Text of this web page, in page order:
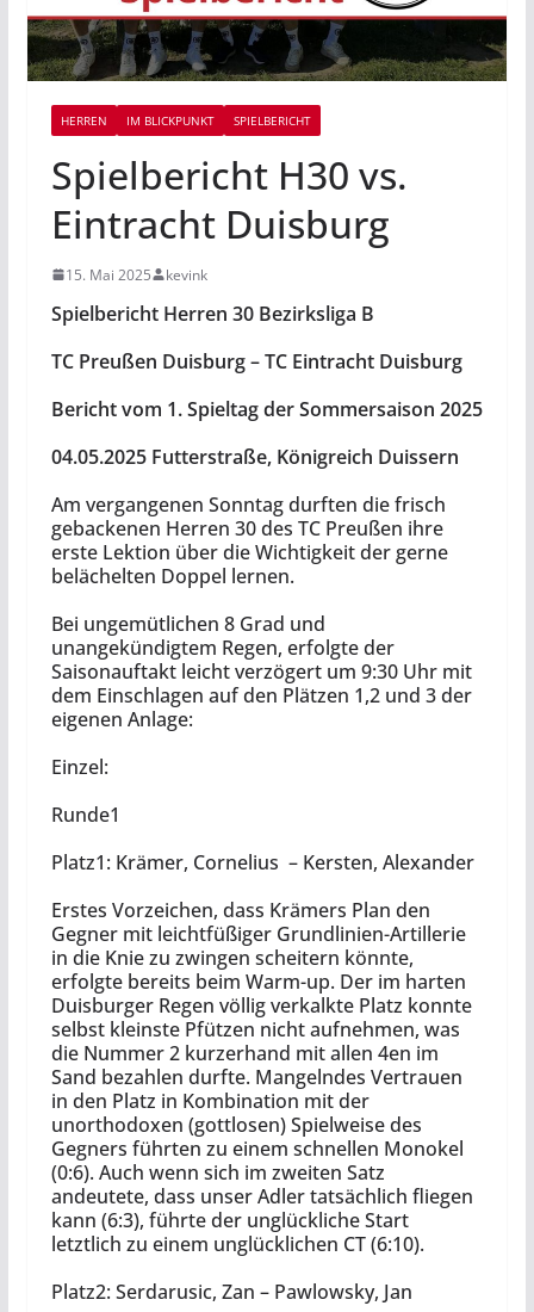
HERREN IM BLICKPUNKT SPIELBERICHT
Spielbericht H30 vs.
Eintracht Duisburg
15. Mai 2025 kevink
Spielbericht Herren 30 Bezirksliga B
TC Preußen Duisburg – TC Eintracht Duisburg
Bericht vom 1. Spieltag der Sommersaison 2025
04.05.2025 Futterstraße, Königreich Duissern
Am vergangenen Sonntag durften die frisch
gebackenen Herren 30 des TC Preußen ihre
erste Lektion über die Wichtigkeit der gerne
belächelten Doppel lernen.
Bei ungemütlichen 8 Grad und
unangekündigtem Regen, erfolgte der
Saisonauftakt leicht verzögert um 9:30 Uhr mit
dem Einschlagen auf den Plätzen 1,2 und 3 der
eigenen Anlage:
Einzel:
Runde1
Platz1: Krämer, Cornelius – Kersten, Alexander
Erstes Vorzeichen, dass Krämers Plan den
Gegner mit leichtfüßiger Grundlinien-Artillerie
in die Knie zu zwingen scheitern könnte,
erfolgte bereits beim Warm-up. Der im harten
Duisburger Regen völlig verkalkte Platz konnte
selbst kleinste Pfützen nicht aufnehmen, was
die Nummer 2 kurzerhand mit allen 4en im
Sand bezahlen durfte. Mangelndes Vertrauen
in den Platz in Kombination mit der
unorthodoxen (gottlosen) Spielweise des
Gegners führten zu einem schnellen Monokel
(0:6). Auch wenn sich im zweiten Satz
andeutete, dass unser Adler tatsächlich fliegen
kann (6:3), führte der unglückliche Start
letztlich zu einem unglücklichen CT (6:10).
Platz2: Serdarusic, Zan – Pawlowsky, Jan